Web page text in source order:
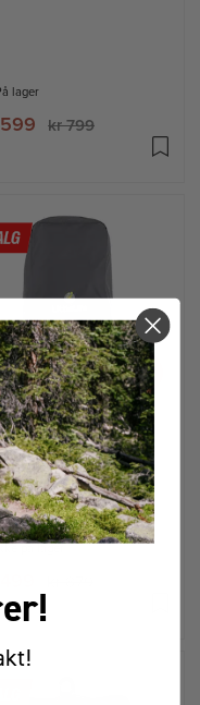
lager
kr 799
-43%
BÆREMEIS
på lager